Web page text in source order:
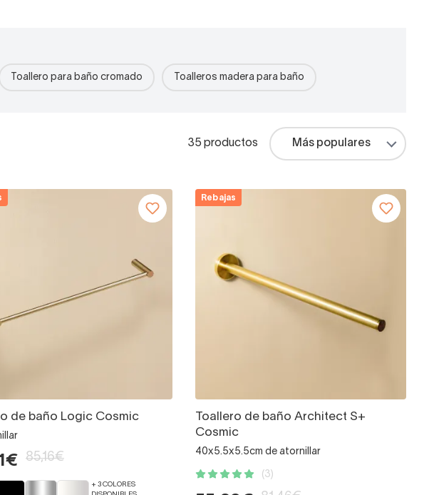
Toallero para baño cromado Toalleros madera para baño
35 productos
de baño Logic Cosmic
85,16€
+ 3 COLORES
Rebajas
Toallero de baño Architect S+
Cosmic
40x5.5x5.5cm de atornillar
(3)